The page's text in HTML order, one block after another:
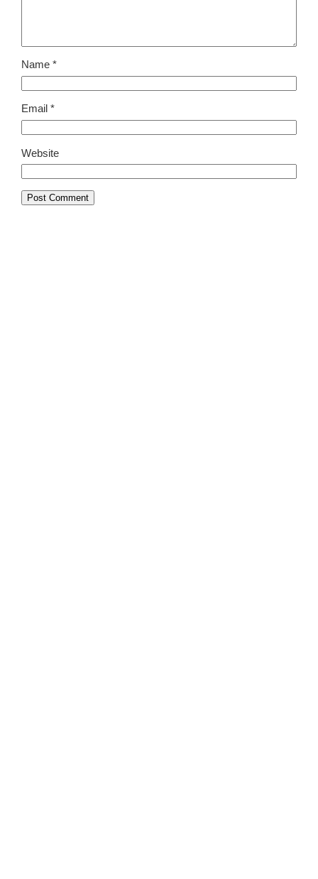
Name*
Email*
Website